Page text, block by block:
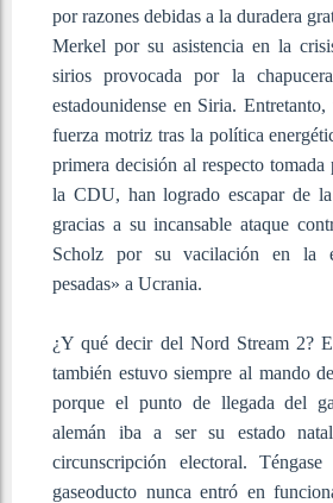
por razones debidas a la duradera
Merkel por su asistencia en la
sirios provocada por la
estadounidense en Siria.
fuerza motriz tras la política
primera decisión al respecto
la CDU, han logrado escapar de la
gracias a su incansable ataque
Scholz por su vacilación en la
pesadas» a Ucrania.
¿Y qué decir del Nord Stream 2?
también estuvo siempre al mando
porque el punto de llegada del
alemán iba a ser su estado
circunscripción electoral.
gaseoducto nunca entró en